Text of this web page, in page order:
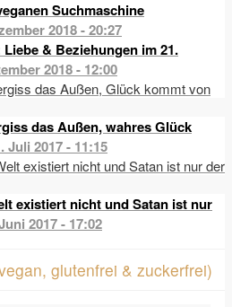
Suchmaschine
2018 - 20:27
& Beziehungen im 21.
2018 - 12:00
das Außen, wahres Glück
Juli 2017 - 11:15
existiert nicht und Satan ist nur
2017 - 17:02
glutenfrei & zuckerfrei)